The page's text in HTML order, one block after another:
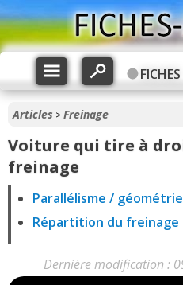
FICHES
Articles >Freinage
Voiture qui tire à
freinage
Parallélisme / géométrie
Répartition du freinage
Dernière modification :